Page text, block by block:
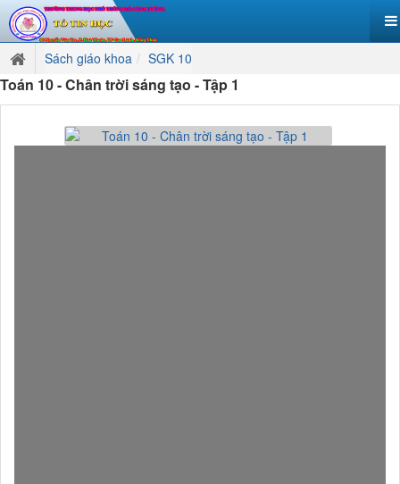
Sách giáo khoa SGK 10
Toán 10 - Chân trời sáng tạo - Tập 1